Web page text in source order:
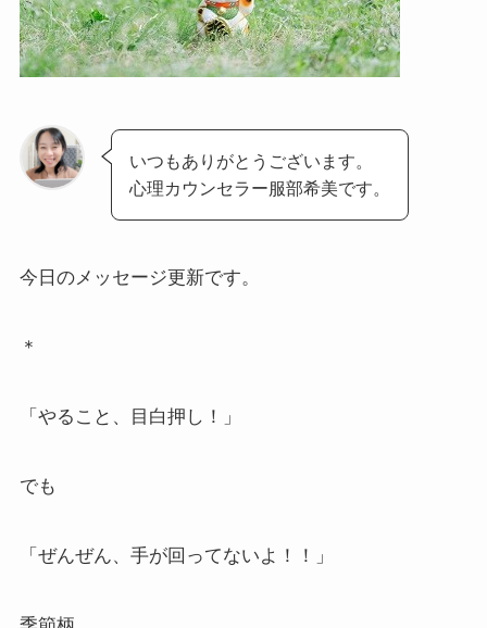
いつもありがとうございます。
心理カウンセラー服部希美です。
今日のメッセージ更新です。
＊
「やること、目白押し！」
でも
「ぜんぜん、手が回ってないよ！！」